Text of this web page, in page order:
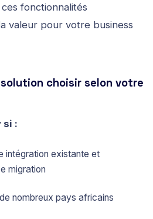
fonctionnalités
valeur pour votre business
choisir selon votre
si :
intégration existante et
migration
nombreux pays africains